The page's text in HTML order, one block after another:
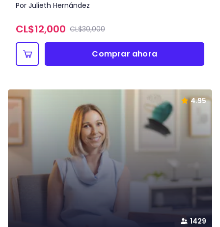
Por Julieth Hernández
CL$12,000 CL$30,000
Comprar ahora
1429
4.95